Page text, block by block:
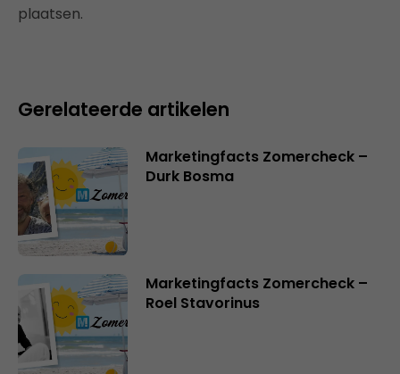
plaatsen.
Gerelateerde artikelen
Marketingfacts Zomercheck –
Durk Bosma
Marketingfacts Zomercheck –
Roel Stavorinus